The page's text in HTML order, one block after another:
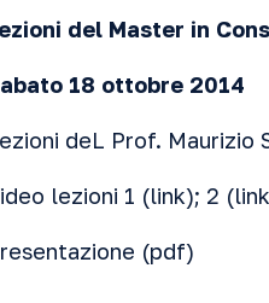
del Master in
18 ottobre 2014
deL Prof. Maurizio
lezioni 1 (link); 2 (link
(pdf)